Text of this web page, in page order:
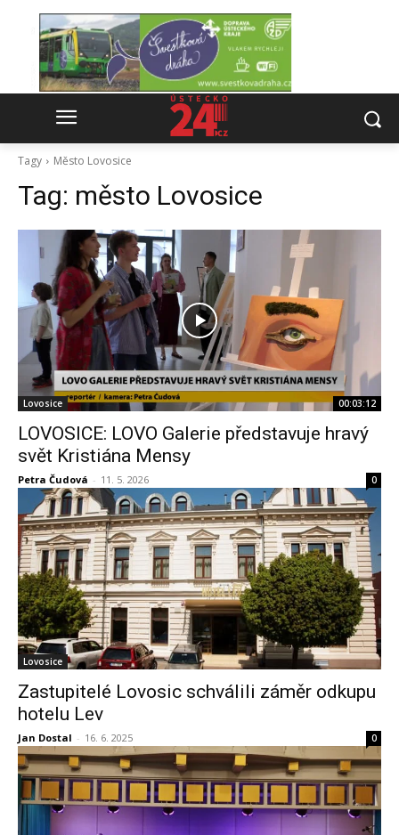
Tagy Město Lovosice
Tag: město Lovosice
Lovosice 00:03:12
LOVOSICE: LOVO Galerie představuje hravý
svět Kristiána Mensy
Petra Čudová - 11. 5. 2026 0
Lovosice
Zastupitelé Lovosic schválili záměr odkupu
hotelu Lev
Jan Dostal - 16. 6. 2025 0